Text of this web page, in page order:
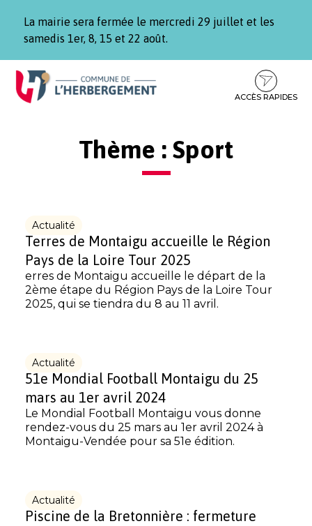
La mairie sera fermée le mercredi 29 juillet et les
samedis 1er, 8, 15 et 22 août.
Aller
Aller
contenu
Aller
pied
ACCÈS RAPIDES
Thème : Sport
Actualité
Terres de Montaigu accueille le Région
Pays de la Loire Tour 2025
erres de Montaigu accueille le départ de la
2ème étape du Région Pays de la Loire Tour
2025, qui se tiendra du 8 au 11 avril.
Actualité
51e Mondial Football Montaigu du 25
mars au 1er avril 2024
Le Mondial Football Montaigu vous donne
rendez-vous du 25 mars au 1er avril 2024 à
Montaigu-Vendée pour sa 51e édition.
Actualité
Piscine de la Bretonnière : fermeture